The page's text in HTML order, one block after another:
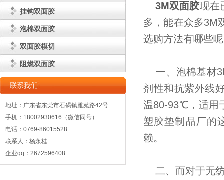
挂钩双面胶
泡棉双面胶
双面胶模切
阻燃双面胶
地址：广东省东莞市石碣镇雅苑路42号
手机：18002930616（微信同号）
电话：0769-86015528
联系人：杨永桂
企业qq：2672596408
3M双面胶现在
多，能在众多3M
选购方法有哪些
一、泡棉基材
剂性和抗紫外线
温80-93℃，适用
塑胶垫制品厂的
赖。
二、而对于无